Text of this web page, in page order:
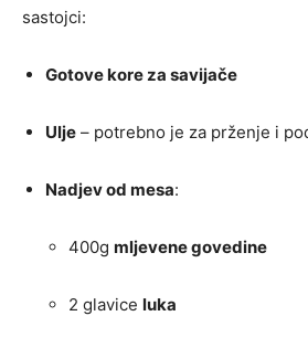
sastojci:
Gotove kore za savijače
Ulje – potrebno je za prženje i
Nadjev od mesa:
400g mljevene govedine
2 glavice luka